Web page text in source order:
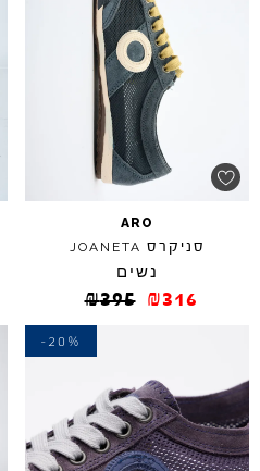
ARO
סניקרס JOANETA
נשים
₪395 ₪316
-20%